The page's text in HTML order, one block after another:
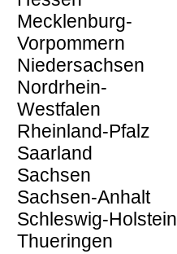
Mecklenburg-
Vorpommern
Niedersachsen
Nordrhein-
Westfalen
Rheinland-Pfalz
Saarland
Sachsen
Sachsen-Anhalt
Schleswig-Holstein
Thueringen